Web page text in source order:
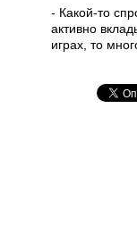
- Какой-то
активно
играх, то